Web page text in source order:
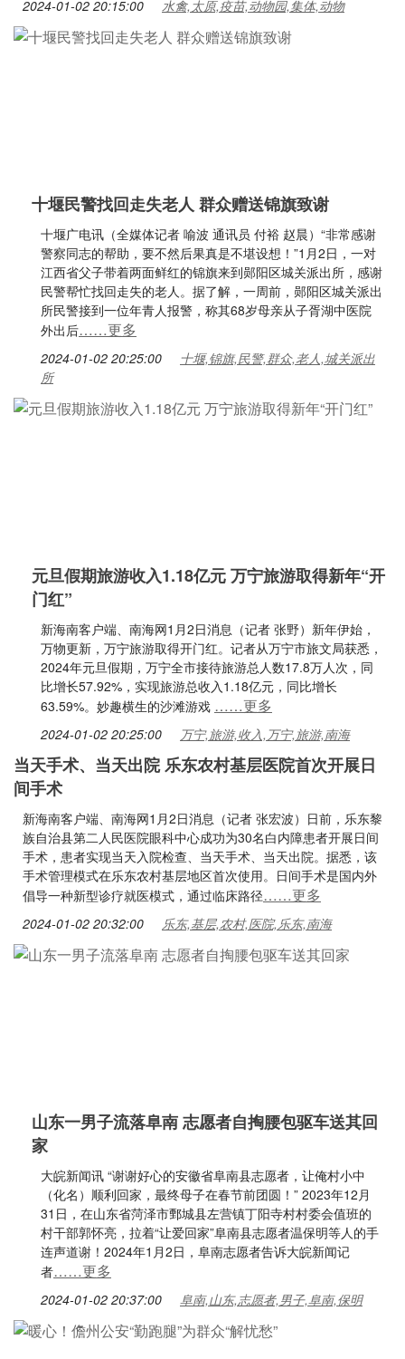
2024-01-02 20:15:00 水禽,太原,疫苗,动物园,集体,动物
十堰民警找回走失老人 群众赠送锦旗致谢
十堰广电讯（全媒体记者 喻波 通讯员 付裕 赵晨）“非常感谢
警察同志的帮助，要不然后果真是不堪设想！”1月2日，一对
江西省父子带着两面鲜红的锦旗来到郧阳区城关派出所，感谢
民警帮忙找回走失的老人。据了解，一周前，郧阳区城关派出
所民警接到一位年青人报警，称其68岁母亲从子胥湖中医院
外出后……更多
2024-01-02 20:25:00
十堰,锦旗,民警,群众,老人,城关派出
所
元旦假期旅游收入1.18亿元 万宁旅游取得新年“开
门红”
新海南客户端、南海网1月2日消息（记者 张野）新年伊始，
万物更新，万宁旅游取得开门红。记者从万宁市旅文局获悉，
2024年元旦假期，万宁全市接待旅游总人数17.8万人次，同
比增长57.92%，实现旅游总收入1.18亿元，同比增长
63.59%。妙趣横生的沙滩游戏 ……更多
2024-01-02 20:25:00 万宁,旅游,收入,万宁,旅游,南海
当天手术、当天出院 乐东农村基层医院首次开展日
间手术
新海南客户端、南海网1月2日消息（记者 张宏波）日前，乐东黎
族自治县第二人民医院眼科中心成功为30名白内障患者开展日间
手术，患者实现当天入院检查、当天手术、当天出院。据悉，该
手术管理模式在乐东农村基层地区首次使用。日间手术是国内外
倡导一种新型诊疗就医模式，通过临床路径……更多
2024-01-02 20:32:00 乐东,基层,农村,医院,乐东,南海
山东一男子流落阜南 志愿者自掏腰包驱车送其回
家
大皖新闻讯 “谢谢好心的安徽省阜南县志愿者，让俺村小中
（化名）顺利回家，最终母子在春节前团圆！” 2023年12月
31日，在山东省菏泽市鄄城县左营镇丁阳寺村村委会值班的
村干部郭怀亮，拉着“让爱回家”阜南县志愿者温保明等人的手
连声道谢！2024年1月2日，阜南志愿者告诉大皖新闻记
者……更多
2024-01-02 20:37:00 阜南,山东,志愿者,男子,阜南,保明